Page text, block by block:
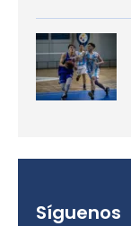
Síguenos